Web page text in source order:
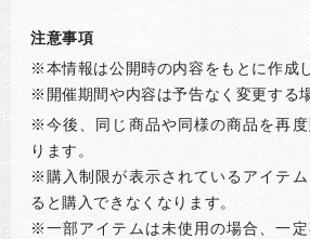
注意事項
※本情報は公開時の内容をもとに作成
※開催期間や内容は予告なく変更する
※今後、同じ商品や同様の商品を再
ります。
※購入制限が表示されているアイテ
ると購入できなくなります。
※一部アイテムは未使用の場合、一